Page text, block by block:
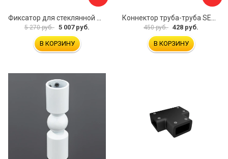
5 270 руб. 5 007 руб.
В КОРЗИНУ
450 руб. 428 руб.
В КОРЗИНУ